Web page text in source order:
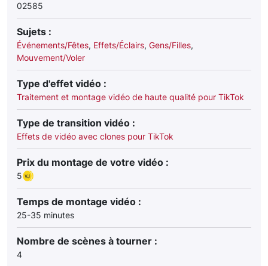
02585
Sujets :
Événements/Fêtes, Effets/Éclairs, Gens/Filles,
Mouvement/Voler
Type d'effet vidéo :
Traitement et montage vidéo de haute qualité pour TikTok
Type de transition vidéo :
Effets de vidéo avec clones pour TikTok
Prix du montage de votre vidéo :
5
Temps de montage vidéo :
25-35 minutes
Nombre de scènes à tourner :
4